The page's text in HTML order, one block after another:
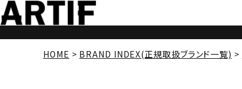
HOME
BRAND INDEX(正規取扱ブランド一覧)